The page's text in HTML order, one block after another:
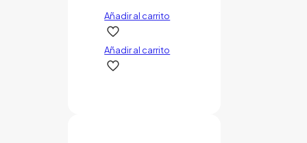
Añadir al carrito
Añadir al carrito